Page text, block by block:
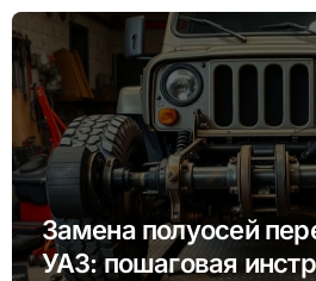
Замена полуосей
УАЗ: пошаговая